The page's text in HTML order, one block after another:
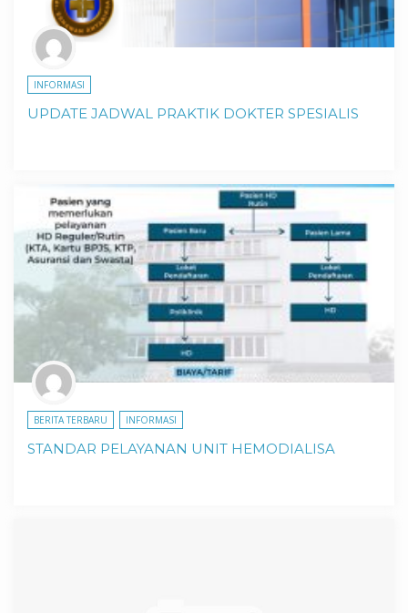
INFORMASI
UPDATE JADWAL PRAKTIK DOKTER SPESIALIS
BERITA TERBARU INFORMASI
STANDAR PELAYANAN UNIT HEMODIALISA